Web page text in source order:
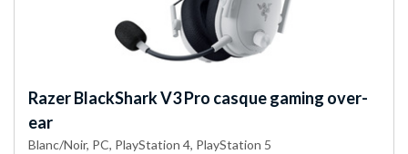
RazerBlackShark V3 Pro casque gaming over-
ear
Blanc/Noir, PC, PlayStation 4, PlayStation 5